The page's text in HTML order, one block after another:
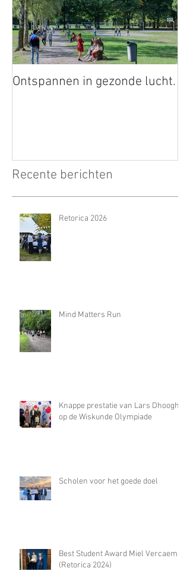
Ontspannen in gezonde lucht.
Recente berichten
Retorica 2026
Mind Matters Run
Knappe prestatie van Lars Dhooghe
op de Wiskunde Olympiade
Scholen voor het goede doel
Best Student Award Miel Vercaemst
(Retorica 2024)